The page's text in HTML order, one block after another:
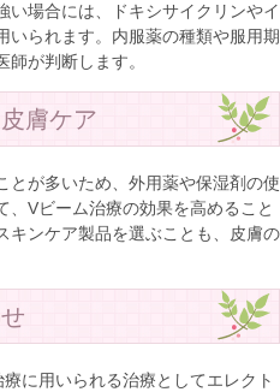
い場合には、ドキシサイクリンやイ
いられます。内服薬の種類や服用期
が判断します。
膚ケア
とが多いため、外用薬や保湿剤の使
、Vビーム治療の効果を高めること
キンケア製品を選ぶことも、皮膚の
に用いられる治療としてエレクト